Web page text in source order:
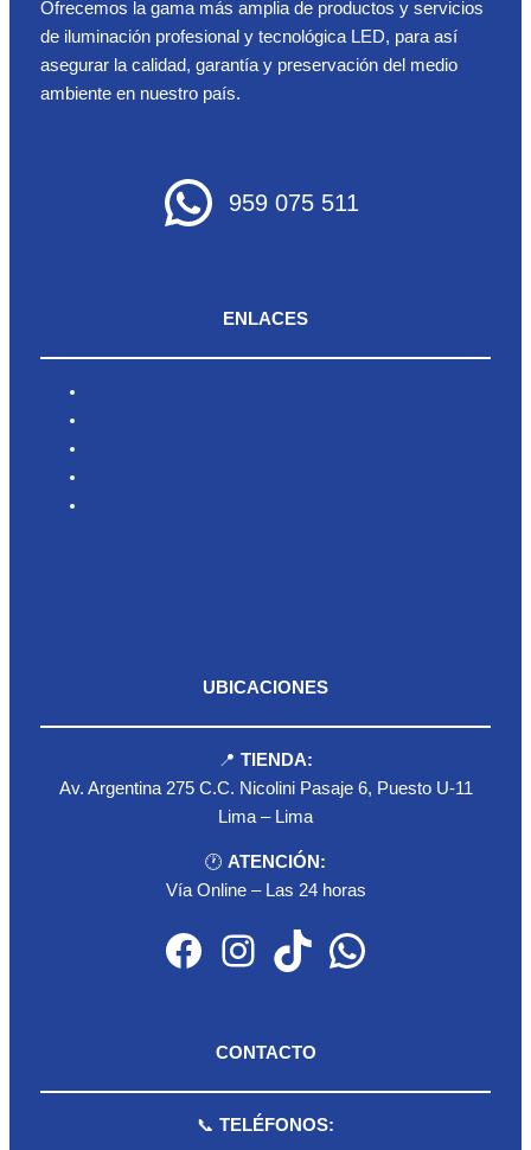
Ofrecemos la gama más amplia de productos y servicios
de iluminación profesional y tecnológica LED, para así
asegurar la calidad, garantía y preservación del medio
ambiente en nuestro país.
959 075 511
ENLACES
UBICACIONES
📍 TIENDA:
Av. Argentina 275 C.C. Nicolini Pasaje 6, Puesto U-11
Lima – Lima
🕐 ATENCIÓN:
Vía Online – Las 24 horas
Facebook Instagram TikTok WhatsApp
CONTACTO
📞 TELÉFONOS: